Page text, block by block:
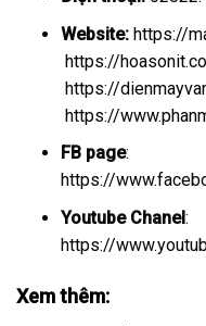
Website: https://
https://
https://
https://
FB page:
https://
Youtube Chanel:
https://
Xem thêm: